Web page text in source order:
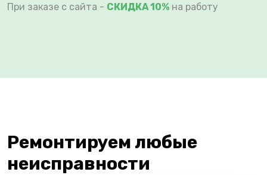
При заказе с сайта - СКИДКА 10% на работу
Ремонтируем любые
неисправности